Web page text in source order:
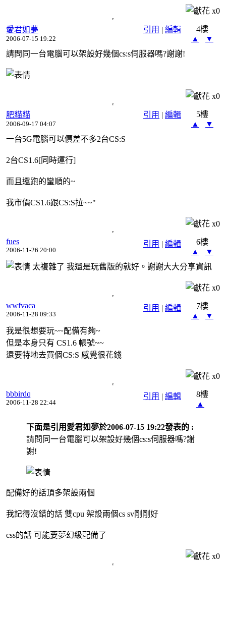
x0
引用 | 編輯
愛君如夢
2006-07-15 19:22
4樓
▲
▼
請問同一台電腦可以架設好幾個cs:s伺服器嗎?謝謝!
x0
引用 | 編輯
肥貓貓
2006-09-17 04:07
5樓
▲
▼
一台5G電腦可以價差不多2台CS:S
2台CS1.6[同時運行]
而且還跑的蠻順的~
我市價CS1.6跟CS:S拉~~"
x0
引用 | 編輯
fues
2006-11-26 20:00
6樓
▲
▼
太複雜了 我還是玩舊版的就好。謝謝大大分享資訊
x0
引用 | 編輯
wwfvaca
2006-11-28 09:33
7樓
▲
▼
我是很想要玩~~配備有夠~
但是本身只有 CS1.6 帳號~~
還要特地去買個CS:S 感覺很花錢
x0
引用 | 編輯
bbbirdq
2006-11-28 22:44
8樓
▲
下面是引用愛君如夢於2006-07-15 19:22發表的 :
請問同一台電腦可以架設好幾個cs:s伺服器嗎?謝
謝!
配備好的話頂多架設兩個
我記得沒錯的話 雙cpu 架設兩個cs sv剛剛好
css的話 可能要夢幻級配備了
x0